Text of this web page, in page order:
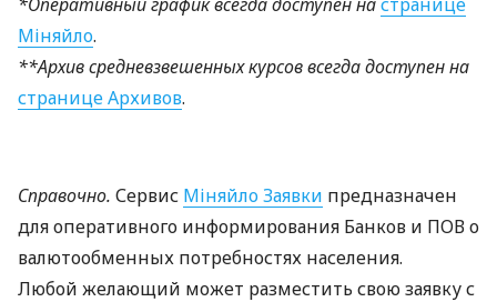
Міняйло.
**Архив средневзвешенных курсов всегда доступен на
странице Архивов.
Справочно. Сервис Міняйло Заявки предназначен
для оперативного информирования Банков и ПОВо
валютообменных потребностях населения.
Любой желающий может разместить свою заявку с